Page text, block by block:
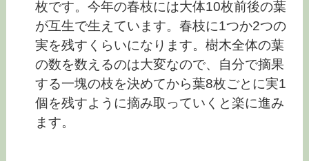
枚です。今年の春枝には大体10枚前後の葉
が互生で生えています。春枝に1つか2つの
実を残すくらいになります。樹木全体の葉
の数を数えるのは大変なので、自分で摘果
する一塊の枝を決めてから葉8枚ごとに実1
個を残すように摘み取っていくと楽に進み
ます。